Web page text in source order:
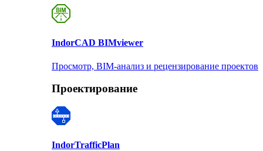
IndorCAD BIMviewer
Просмотр, BIM-анализ и рецензирование проектов
Проектирование
IndorTrafficPlan